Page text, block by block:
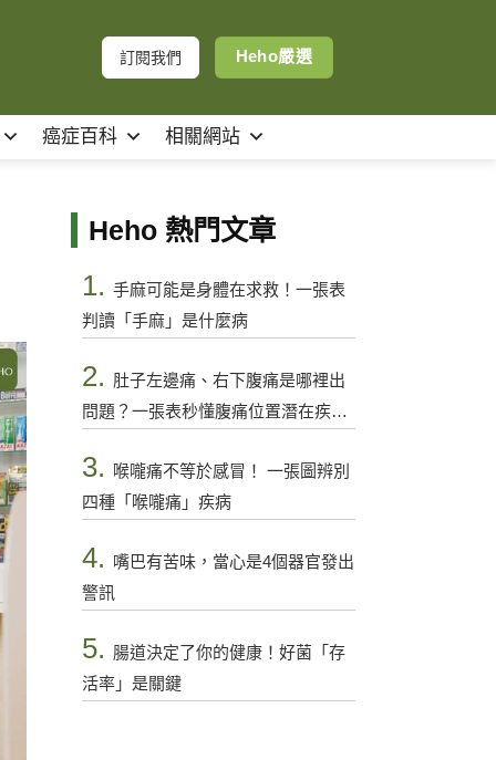
訂閱我們 Heho嚴選
癌症百科 相關網站
Heho 熱門文章
1. 手麻可能是身體在求救！一張表
判讀「手麻」是什麼病
2. 肚子左邊痛、右下腹痛是哪裡出
問題？一張表秒懂腹痛位置潛在疾病
3.
喉嚨痛不等於感冒！ 一張圖辨別
四種「喉嚨痛」疾病
4. 嘴巴有苦味，當心是4個器官發出
警訊
5. 腸道決定了你的健康！好菌「存
活率」是關鍵